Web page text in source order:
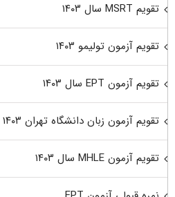
تقویم MSRT سال ۱۴۰۳
تقویم آزمون تولیمو ۱۴۰۳
تقویم آزمون EPT سال ۱۴۰۳
تقویم آزمون زبان دانشگاه تهران ۱۴۰۳
تقویم آزمون MHLE سال ۱۴۰۳